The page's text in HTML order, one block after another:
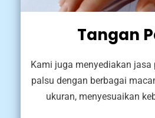
Tangan
Kami juga menyediakan
palsu dengan berbagai
ukuran, menyesuaikan